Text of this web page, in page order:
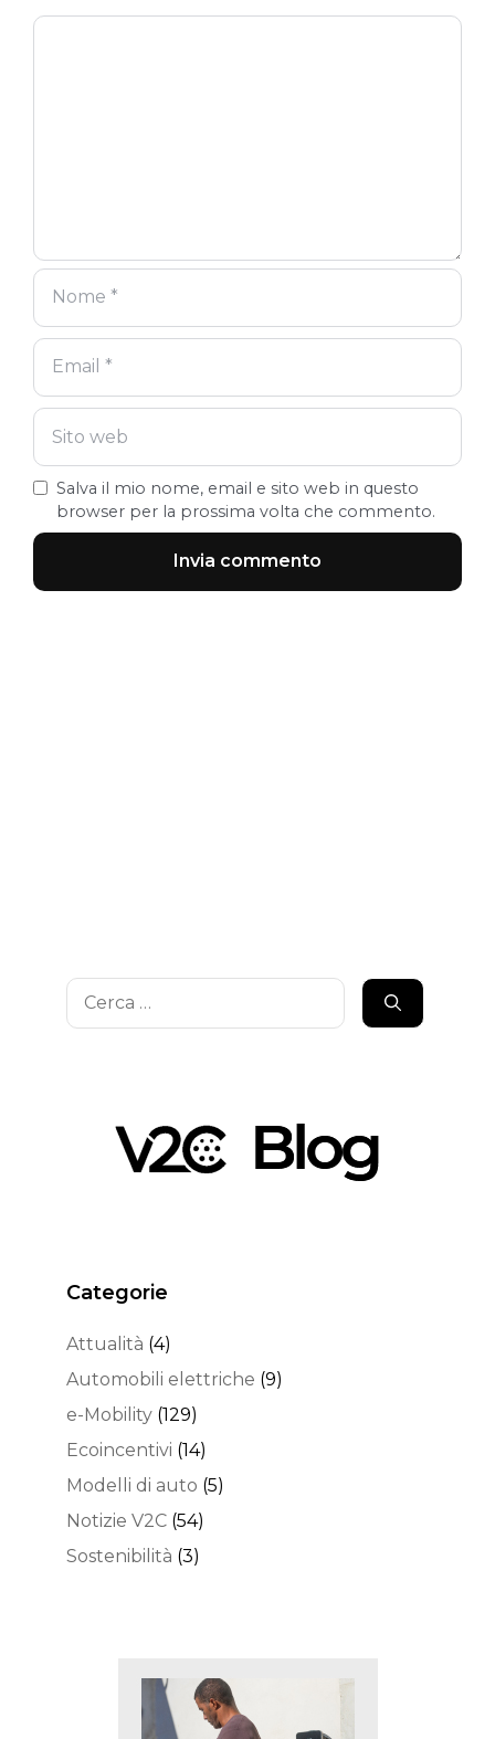
Commento
Nome
Email
Sito
Salva il mio nome, email e sito web in questo
browser per la prossima volta che commento.
Ricerca
per:
Categorie
Attualità (4)
Automobili elettriche (9)
e-Mobility (129)
Ecoincentivi (14)
Modelli di auto (5)
Notizie V2C (54)
Sostenibilità (3)